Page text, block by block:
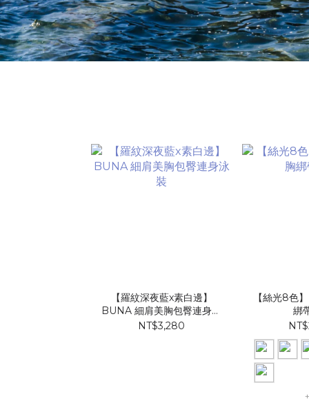
【羅紋深夜藍x素白邊】
BUNA 細肩美胸包臀連身泳
裝
NT$3,280
【絲光8色
綁